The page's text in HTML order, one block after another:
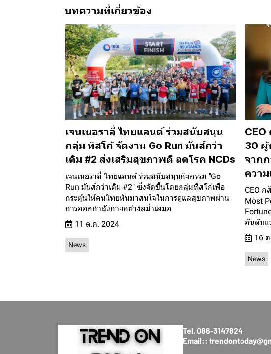
บทความที่เกี่ยวข้อง
เจนเนอราลี่ ไทยแลนด์ ร่วมสนับสนุน
กลุ่ม ทิสโก้ จัดงาน Go Run มันส์กว่า
เดิม #2 ส่งเสริมสุขภาพดี ลดโรค NCDs
เจนเนอราลี่ ไทยแลนด์ ร่วมสนับสนุนกิจกรรม "Go
Run มันส์กว่าเดิม #2" ซึ่งจัดขึ้นโดยกลุ่มทิสโก้เพื่อ
กระตุ้นให้คนไทยหันมาสนใจในการดูแลสุขภาพผ่าน
การออกกำลังกายอย่างสม่ำเสมอ
11 ต.ค. 2024
News
CEO
30 ผู้
จาก
ควา
CEO ก
Most
อันดับแ
16
News
Tel. 086-3147824
Email::